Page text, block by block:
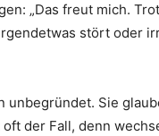
„Das freut mich.
stört oder
unbegründet. Sie
der Fall, denn